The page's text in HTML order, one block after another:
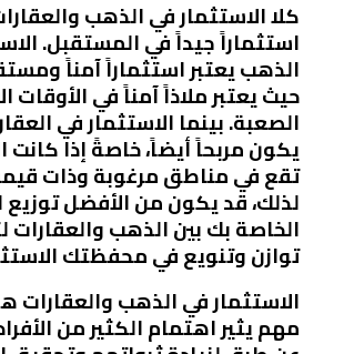
كلا الاستثمار في الذهب
استثماراً جيداً في المستقبل.
الذهب يعتبر استثماراً آمناً
حيث يعتبر ملاذاً آمناً في الأوقات
الصعبة. بينما الاستثمار في
يكون مربحاً أيضاً، خاصةً إذا كانت
تقع في مناطق مرغوبة وذات
لذلك، قد يكون من الأفضل توزيع
الخاصة بك بين الذهب
توازن وتنويع في محفظتك
الاستثمار في الذهب
مهم يثير اهتمام الكثير من